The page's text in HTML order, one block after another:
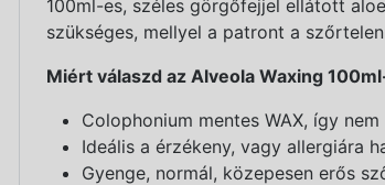
100ml-es, széles görgőfejjel ellátott
szükséges, mellyel a patront a
Miért válaszd az Alveola Waxing
Colophonium mentes WAX, így
Ideális a érzékeny, vagy allergiára
Gyenge, normál, közepesen erős